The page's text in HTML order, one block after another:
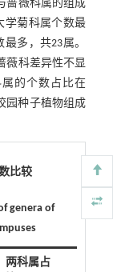
蔷薇科属的组成
学菊科属个数最
多，共23属。
薇科差异性不显
的个数占比在
园种子植物组成
比较
genera of
两科属占